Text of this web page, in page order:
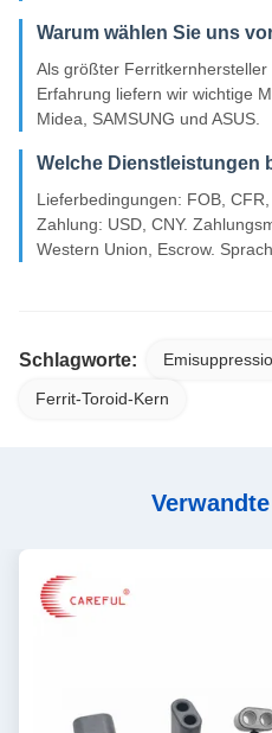
Warum wählen Sie uns
Als größter
Erfahrung liefern wir wichtige
Midea, SAMSUNG und ASUS.
Welche Dienstleistungen
Lieferbedingungen: FOB,
Zahlung: USD, CNY.
Western Union, Escrow.
Schlagworte:
Ferrit-Toroid-Kern